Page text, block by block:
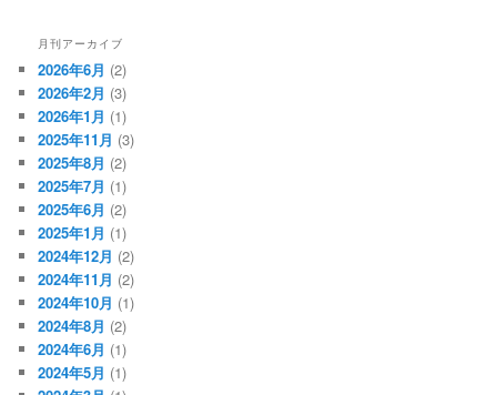
月刊アーカイブ
2026年6月 (2)
2026年2月 (3)
2026年1月 (1)
2025年11月 (3)
2025年8月 (2)
2025年7月 (1)
2025年6月 (2)
2025年1月 (1)
2024年12月 (2)
2024年11月 (2)
2024年10月 (1)
2024年8月 (2)
2024年6月 (1)
2024年5月 (1)